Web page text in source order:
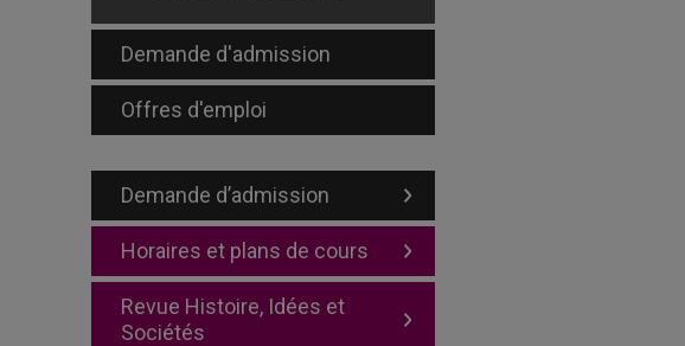
Demande d'admission
Offres d'emploi
Demande d’admission
Horaires et plans de cours
Revue Histoire, Idées et
Sociétés